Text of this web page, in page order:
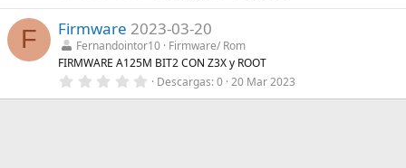
l
(
s
)
0
0
e
s
t
r
l
F Firmware 2023-03-20
Fernandointor10 Firmware/ Rom
FIRMWARE A125M BIT2 CON Z3X y ROOT
0
0
Descargas 0 20 Mar 2023